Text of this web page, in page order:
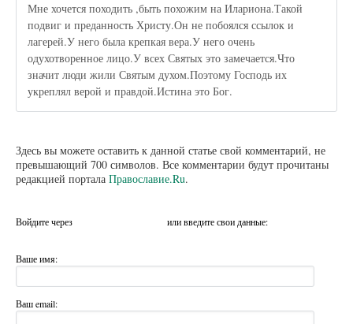
Мне хочется походить ,быть похожим на Илариона.Такой
подвиг и преданность Христу.Он не побоялся ссылок и
лагерей.У него была крепкая вера.У него очень
одухотворенное лицо.У всех Святых это замечается.Что
значит люди жили Святым духом.Поэтому Господь их
укреплял верой и правдой.Истина это Бог.
Здесь вы можете оставить к данной статье свой комментарий, не
превышающий 700 символов. Все комментарии будут прочитаны
редакцией портала Православие.Ru.
Войдите через или введите свои данные:
Ваше имя:
Ваш email: